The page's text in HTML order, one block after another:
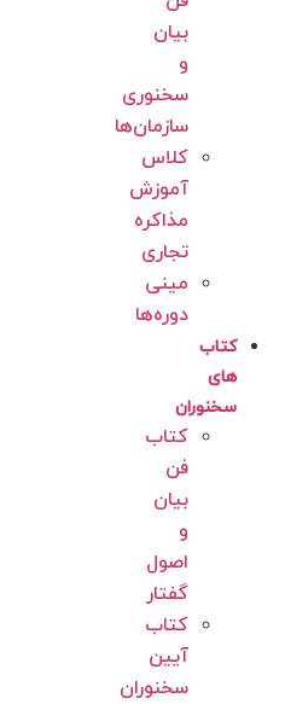
بیان
سخنوری
سازمان‌ها
کلاس
آموزش
مذاکره
تجاری
مینی
دوره‌ها
کتاب
های
سخنوران
کتاب
فن
بیان
اصول
گفتار
کتاب
آیین
سخنوران